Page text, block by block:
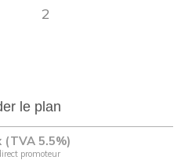
2
le plan
(TVA 5.5%)
promoteur